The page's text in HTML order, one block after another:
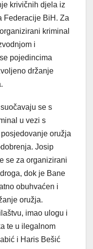
krivičnih djela iz
Federacije BiH. Za
kriminal
i
pojedincima
držanje
se s
u vezi s
oružja
Josip
se za organizirani
dok je Bane
obuhvaćen i
oružja.
imao ulogu i
te u ilegalnom
i Haris Bešić